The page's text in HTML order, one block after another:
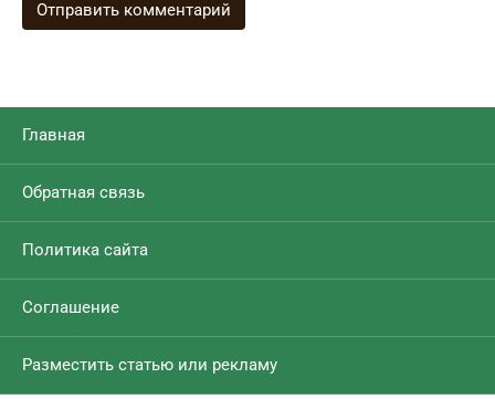
Главная
Обратная связь
Политика сайта
Соглашение
Разместить статью или рекламу